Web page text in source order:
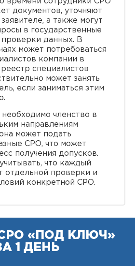
документов, уточняют
а также могут
в государственные
данных. В
может потребоваться
компании в
специалистов
может занять
если заниматься этим
членство в
направлениям
может подать
СРО, что может
получения допусков.
что каждый
отдельной проверки и
конкретной СРО.
«ПОД КЛЮЧ»
1 ДЕНЬ